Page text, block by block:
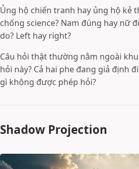
Ủng hộ chiến tranh hay ủng hộ kẻ
chống science? Nam đúng hay nữ
do? Left hay right?
Câu hỏi thật thường nằm ngoài
hỏi này? Cả hai phe đang giả định
gì không được phép hỏi?
Shadow Projection